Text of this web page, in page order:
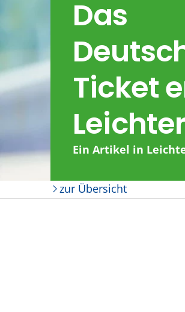
Das
Ticket
Ein Artikel in
zur Übersicht